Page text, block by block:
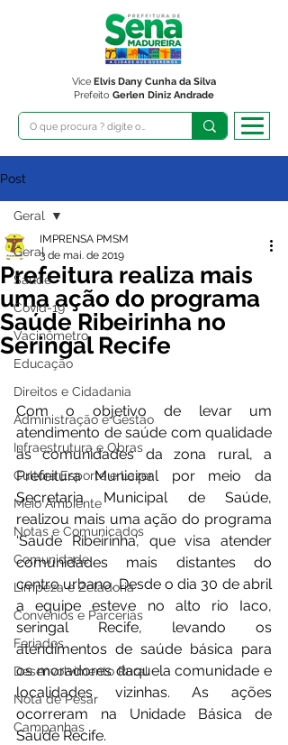
Prefeito Gerlen Diniz Andrade
Vice Elvis Dany Cunha da Silva
Post
Geral
Saúde
Covid-19
Vacinômetro
Educação
Direitos e Cidadania
Administração e Gestão
Infraestrutura e Obras
Cultura Esporte e Lazer
Meio Ambiente
Notas e Comunicados
Comunidade
Limpeza e Zeladoria
Convênios e Parcerias
Feriados
Desenvolvimento Rural
Nota de Pesar
Campanhas
Geral
Prefeitura realiza mais
uma ação do programa
Saúde Ribeirinha no
Seringal Recife
IMPRENSA PMSM
3 de mai. de 2019
Com o objetivo de levar um
atendimento de saúde com qualidade
às comunidades da zona rural, a
Prefeitura Municipal por meio da
Secretaria Municipal de Saúde,
realizou mais uma ação do programa
‘Saúde Ribeirinha’, que visa atender
comunidades mais distantes do
centro urbano. Desde o dia 30 de abril
a equipe esteve no alto rio Iaco,
seringal Recife, levando os
atendimentos de saúde básica para
os moradores daquela comunidade e
localidades vizinhas. As ações
ocorreram na Unidade Básica de
Saúde Recife.